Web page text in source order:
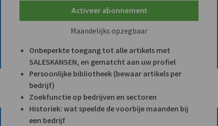
Activeer abonnement
Maandelijks opzegbaar
Onbeperkte toegang tot alle artikels met
SALESKANSEN, en gematcht aan uw profiel
Persoonlijke bibliotheek (bewaar artikels per
bedrijf)
Zoekfunctie op bedrijven en sectoren
Historiek: wat speelde de voorbije maanden bij
een bedrijf